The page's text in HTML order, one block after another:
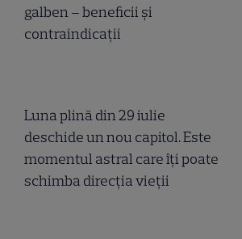
galben – beneficii și
contraindicații
Luna plină din 29 iulie
deschide un nou capitol. Este
momentul astral care îți poate
schimba direcția vieții